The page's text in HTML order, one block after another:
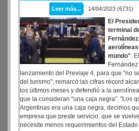
Leer más... 14/04/2023
El
terminal
aerolíneas
mundo".
lanzamiento del Previaje 4, para que "no
del turismo", remarcó las cifras récord
los últimos meses y defendió a la
que la consideran "una caja negra". "Los
Argentinas era una caja negra, decimos
empresa que preste servicio, que se
necesite menos requerimientos del Estado